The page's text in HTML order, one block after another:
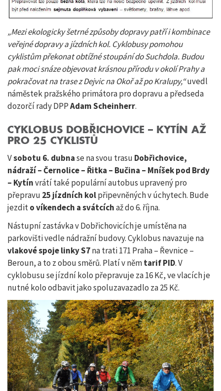
„Mezi ekologicky šetrné způsoby dopravy patří i kombinace
veřejné dopravy a jízdních kol. Cyklobusy pomohou
cyklistům překonat obtížné stoupání do Suchdola. Budou
pak moci snáze objevovat krásnou přírodu v okolí Prahy a
pokračovat na trase z Dejvic na Okoř až po Kralupy,“uvedl
náměstek pražského primátora pro dopravu a předseda
dozorčí rady DPPAdam Scheinherr.
CYKLOBUS DOBŘICHOVICE – KYTÍN AŽ
PRO 25 CYKLISTŮ
Vsobotu 6. dubnase na svou trasu Dobřichovice,
nádraží – Černolice – Řitka – Bučina – Mníšek pod Brdy
– Kytínvrátí také populární autobus upravený pro
přepravu 25 jízdních kolpřipevněných v úchytech. Bude
jezdito víkendech a svátcíchaž do 6. října.
Nástupní zastávka v Dobřichovicích je umístěna na
parkovišti vedle nádražní budovy. Cyklobus navazuje na
vlakové spoje linky S7na trati 171 Praha – Řevnice –
Beroun, a to z obou směrů. Platí v němtarif PID. V
cyklobusu se jízdní kolo přepravuje za 16 Kč, ve vlacích je
nutné kolo odbavit jako spoluzavazadlo za 25 Kč.